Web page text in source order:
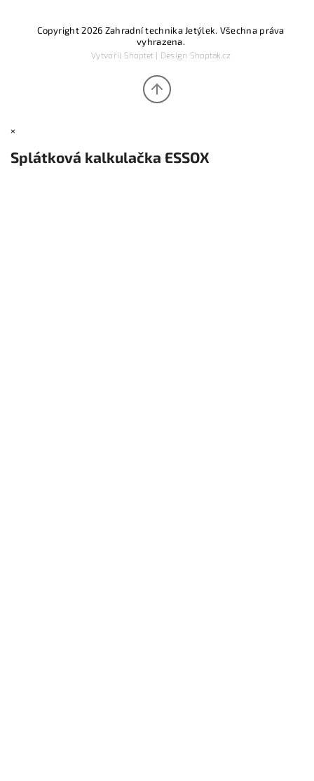
Copyright 2026 Zahradní technika Jetýlek. Všechna práva
vyhrazena.
Vytvořil Shoptet| Design Shoptak.cz
×
Splátková kalkulačka ESSOX